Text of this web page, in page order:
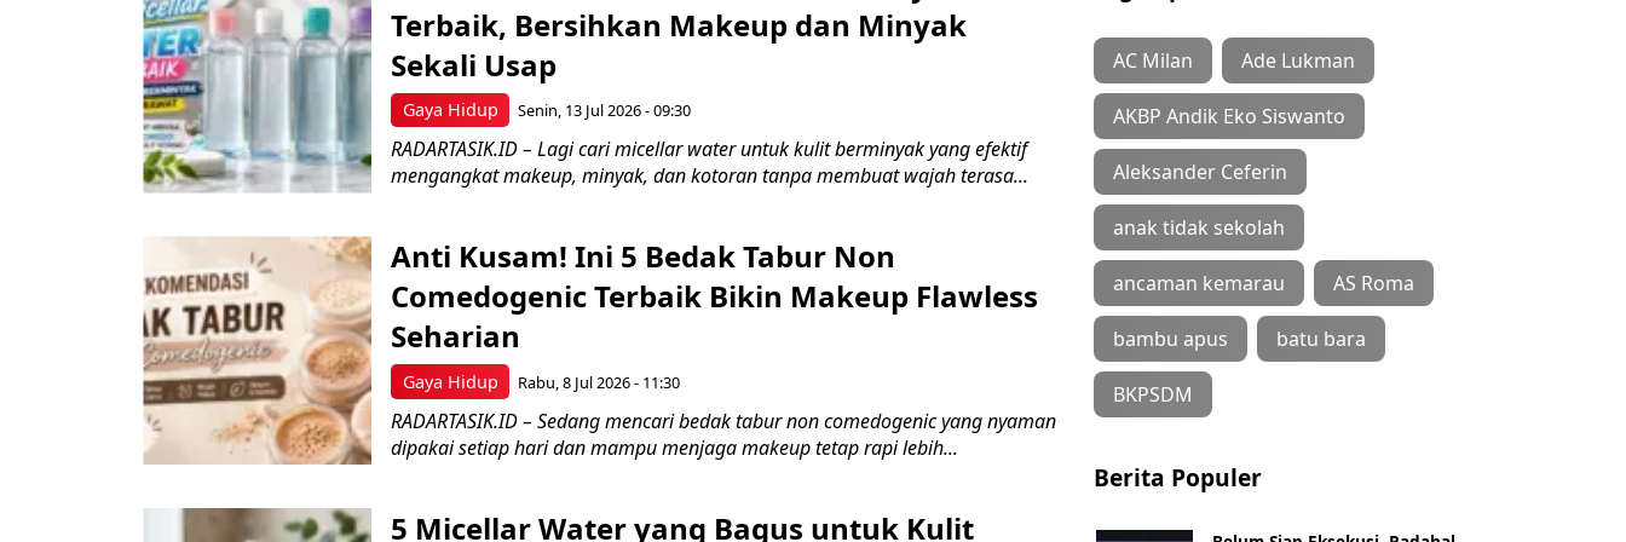
Gaya Hidup
Terbaik, Bersihkan Makeup dan Minyak
Sekali Usap
Senin, 13 Jul 2026 - 09:30
RADARTASIK.ID – Lagi cari micellar water untuk kulit berminyak yang efektif
mengangkat makeup, minyak, dan kotoran tanpa membuat wajah terasa...
Gaya Hidup
Anti Kusam! Ini 5 Bedak Tabur Non
Comedogenic Terbaik Bikin Makeup Flawless
Seharian
Rabu, 8 Jul 2026 - 11:30
RADARTASIK.ID – Sedang mencari bedak tabur non comedogenic yang nyaman
dipakai setiap hari dan mampu menjaga makeup tetap rapi lebih...
5 Micellar Water yang Bagus untuk Kulit
AC Milan Ade Lukman
AKBP Andik Eko Siswanto
Aleksander Ceferin
anak tidak sekolah
ancaman kemarau AS Roma
bambu apus batu bara
BKPSDM
Berita Populer